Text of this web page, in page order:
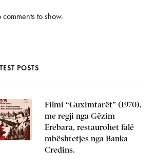
comments to show.
POSTS
Filmi “Guximtarët” (1970),
me regji nga Gëzim
Erebara, restaurohet falë
mbështetjes nga Banka
Credins.